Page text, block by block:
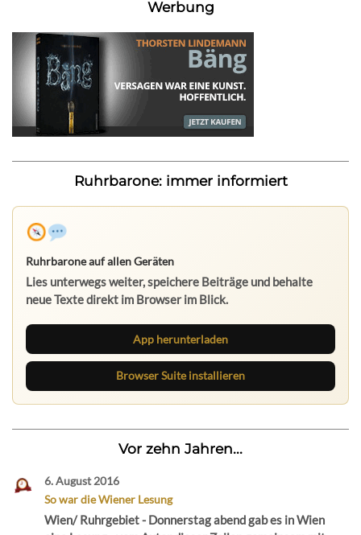
Werbung
Ruhrbarone: immer informiert
Ruhrbarone auf allen Geräten
Lies unterwegs weiter, speichere Beiträge und behalte
neue Texte direkt im Browser im Blick.
App herunterladen
Browser Suite installieren
Vor zehn Jahren...
6. August 2016
So war die Wiener Lesung
Wien/ Ruhrgebiet - Donnerstag abend gab es in Wien